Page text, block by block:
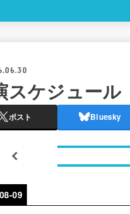
スケジュール
ポスト Bluesky
09